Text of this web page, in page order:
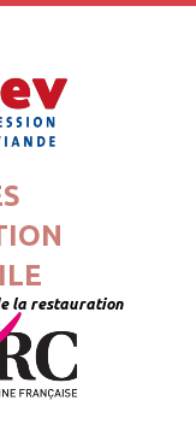
la restauration